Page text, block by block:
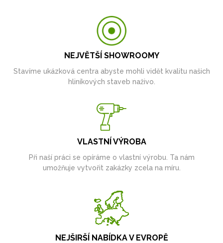
NEJVĚTŠÍ SHOWROOMY
Stavíme ukázková centra abyste mohli vidět kvalitu našich
hliníkových staveb naživo.
VLASTNÍ VÝROBA
Při naší práci se opíráme o vlastní výrobu. Ta nám
umožňuje vytvořit zakázky zcela na míru.
NEJŠIRŠÍ NABÍDKA V EVROPĚ